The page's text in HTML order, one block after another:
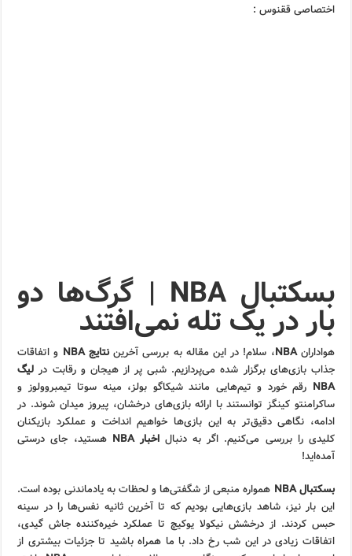
اختصاصی ققنوس :
بسکتبال NBA | گرگ‌ها دو
بار در یک تله نمی‌افتند
هوادارانNBA، سلام! در این مقاله به بررسی آخریننتایج NBA
و اتفاقات
جذاب بازی‌های برگزار شده می‌پردازیم. شبی پر از هیجان و رقابت در لیگ
NBA رقم خورد و تیم‌هایی مانند شیکاگو بولز، مینه سوتا تیمبروولوز و
ساکرامنتو کینگز توانستند با ارائه بازی‌های درخشان، پیروز میدان شوند. در
ادامه، نگاهی دقیق‌تر به این بازی‌ها خواهیم انداخت و عملکرد بازیکنان
کلیدی را بررسی می‌کنیم. اگر به دنبالاخبار NBA
هستید، جای درستی
آمده‌اید!
بسکتبال NBA
همواره منبعی از شگفتی‌ها و لحظات به یادماندنی بوده است.
این بار نیز، شاهد بازی‌هایی بودیم که تا آخرین ثانیه نفس‌ها را در سینه
حبس کردند. از درخشش نیکولا یوکیچ تا عملکرد خیره‌کننده جاش گیدی،
اتفاقات زیادی در این شب رخ داد. با ما همراه باشید تا جزئیات بیشتری از